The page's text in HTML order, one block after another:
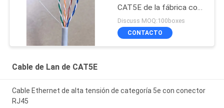
CAT5E de la fábrica con
los conductores de
cobre desnudos
Discuss MOQ:100boxes
CONTACTO
Cable de Lan de CAT5E
Cable Ethernet de alta tensión de categoría 5e con conector
RJ45